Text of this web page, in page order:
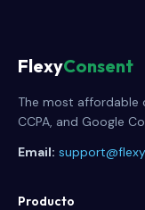
FlexyConsent
The most affordable
CCPA, and Google
Email:
Producto